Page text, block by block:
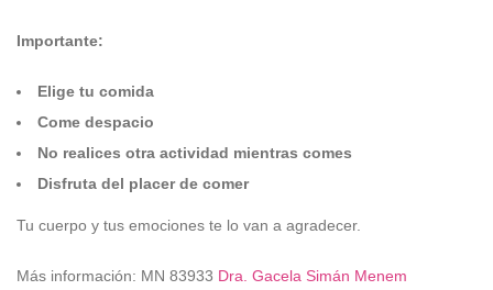
Importante:
Elige tu comida
Come despacio
No realices otra actividad mientras comes
Disfruta del placer de comer
Tu cuerpo y tus emociones te lo van a agradecer.
Más información: MN 83933 Dra. Gacela Simán Menem